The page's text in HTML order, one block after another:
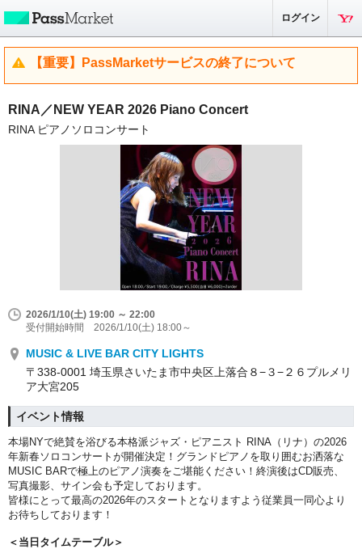
ログイン
【重要】PassMarketサービスの終了について
RINA／NEW YEAR 2026 Piano Concert
RINA ピアノソロコンサート
2026/1/10(土) 19:00 ～ 22:00
受付開始時間 2026/1/10(土) 18:00～
MUSIC & LIVE BAR CITY LIGHTS
〒338-0001 埼玉県さいたま市中央区上落合８−３−２６プルメリ
ア大宮205
イベント情報
本場NYで絶賛を浴びる本格派ジャズ・ピアニスト RINA（リナ）の2026
年新春ソロコンサートが開催決定！グランドピアノを取り囲むお洒落な
MUSIC BARで極上のピアノ演奏をご堪能ください！終演後はCD販売、
写真撮影、サイン会も予定しております。
皆様にとって最高の2026年のスタートとなりますよう従業員一同心より
お待ちしております！
＜当日タイムテーブル＞